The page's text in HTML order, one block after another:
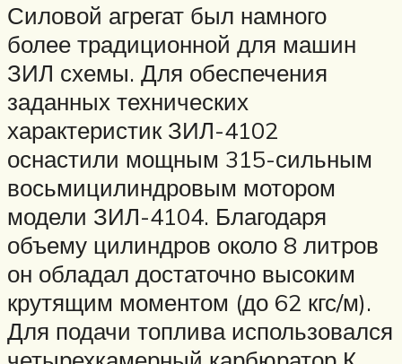
Силовой агрегат был намного
более традиционной для машин
ЗИЛ схемы. Для обеспечения
заданных технических
характеристик ЗИЛ-4102
оснастили мощным 315-сильным
восьмицилиндровым мотором
модели ЗИЛ-4104. Благодаря
объему цилиндров около 8 литров
он обладал достаточно высоким
крутящим моментом (до 62 кгс/м).
Для подачи топлива использовался